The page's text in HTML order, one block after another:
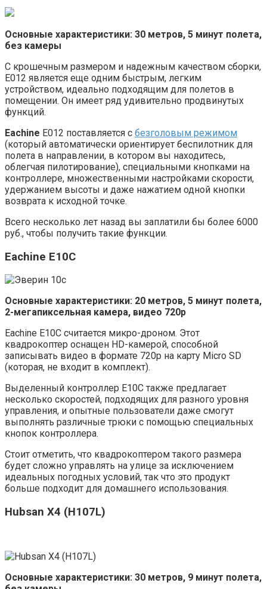
Основные характеристики: 30 метров, 5 минут полета,
без камеры
С крошечным размером и надежным качеством сборки,
E012 является еще одним быстрым, легким
устройством, идеально подходящим для полетов в
помещении. Он имеет ряд удивительно продвинутых
функций.
Eachine E012 поставляется с безголовым режимом
(который автоматически ориентирует беспилотник для
полета в направлении, в котором вы находитесь,
облегчая пилотирование), специальными кнопками на
контроллере, множественными настройками скорости,
удержанием высоты и даже нажатием одной кнопки
возврата к исходной точке.
Всего несколько лет назад вы заплатили бы более 6000
руб., чтобы получить такие функции.
Eachine E10C
Основные характеристики: 20 метров, 5 минут полета,
2-мегапиксельная камера, видео 720p
Eachine E10C считается микро-дроном. Этот
квадрокоптер оснащен HD-камерой, способной
записывать видео в формате 720p на карту Micro SD
(которая, не входит в комплект).
Выделенный контроллер E10C также предлагает
несколько скоростей, подходящих для разного уровня
управления, и опытные пользователи даже смогут
выполнять различные трюки с помощью специальных
кнопок контроллера.
Стоит отметить, что квадрокоптером такого размера
будет сложно управлять на улице за исключением
идеальных погодных условий, так что это продукт
больше подходит для домашнего использования.
Hubsan X4 (H107L)
Основные характеристики: 30 метров, 9 минут полета,